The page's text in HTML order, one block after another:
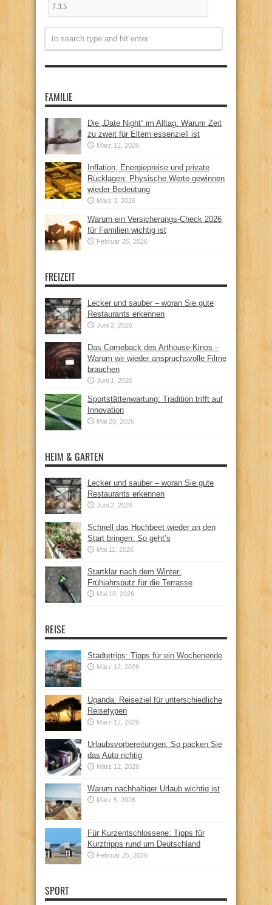
FAMILIE
Die „Date Night“ im Alltag: Warum Zeit
zu zweit für Eltern essenziell ist
März 12, 2026
Inflation, Energiepreise und private
Rücklagen: Physische Werte gewinnen
wieder Bedeutung
März 3, 2026
Warum ein Versicherungs-Check 2026
für Familien wichtig ist
Februar 26, 2026
FREIZEIT
Lecker und sauber – woran Sie gute
Restaurants erkennen
Juni 2, 2026
Das Comeback des Arthouse-Kinos –
Warum wir wieder anspruchsvolle Filme
brauchen
Juni 1, 2026
Sportstättenwartung: Tradition trifft auf
Innovation
Mai 20, 2026
HEIM & GARTEN
Lecker und sauber – woran Sie gute
Restaurants erkennen
Juni 2, 2026
Schnell das Hochbeet wieder an den
Start bringen: So geht’s
Mai 11, 2026
Startklar nach dem Winter:
Frühjahrsputz für die Terrasse
Mai 10, 2026
REISE
Städtetrips: Tipps für ein Wochenende
März 12, 2026
Uganda: Reiseziel für unterschiedliche
Reisetypen
März 12, 2026
Urlaubsvorbereitungen: So packen Sie
das Auto richtig
März 12, 2026
Warum nachhaltiger Urlaub wichtig ist
März 5, 2026
Für Kurzentschlossene: Tipps für
Kurztripps rund um Deutschland
Februar 25, 2026
SPORT